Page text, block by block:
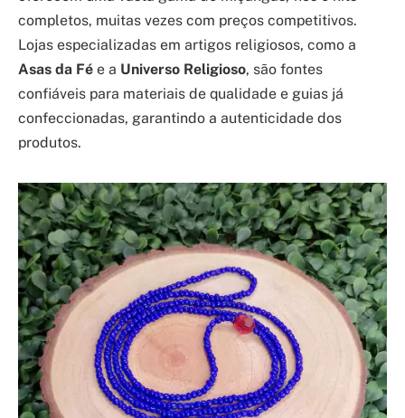
completos, muitas vezes com preços competitivos.
Lojas especializadas em artigos religiosos, como a
Asas da Fé e a Universo Religioso, são fontes
confiáveis para materiais de qualidade e guias já
confeccionadas, garantindo a autenticidade dos
produtos.